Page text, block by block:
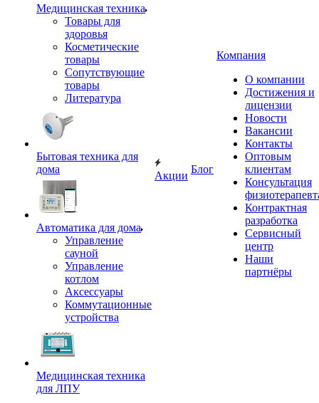
Медицинская техника
Товары для
здоровья
Косметические
товары
Сопутствующие
товары
Литература
Бытовая техника для
дома
Автоматика для дома
Управление
сауной
Управление
котлом
Аксессуары
Коммутационные
устройства
Медицинская техника
для ЛПУ
Акции
Блог
Компания
О компании
Достижения и
лицензии
Новости
Вакансии
Контакты
Оптовым
клиентам
Консультация
Контрактная
разработка
Сервисный
центр
Наши
партнёры